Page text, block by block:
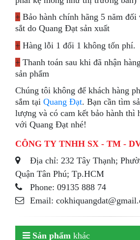
+ Bảo hành chính hãng 5 năm
sắt do Quang Đạt sản xuất
+ Hàng lỗi 1 đổi 1 không tốn phí.
+ Thanh toán sau khi đã nhận
sản phẩm
Chúng tôi không để khách hàng
sắm tạiQuang Đạt. Bạn cần tìm
lượng và có cam kết bảo hành thì
với Quang Đạt nhé!
CÔNG TY TNHH SX - TM -
Địa chỉ: 232 Tây Thạnh;
Quận Tân Phú; Tp.HCM
Phone: 09135 888 74
Email:
Sản phẩm khác